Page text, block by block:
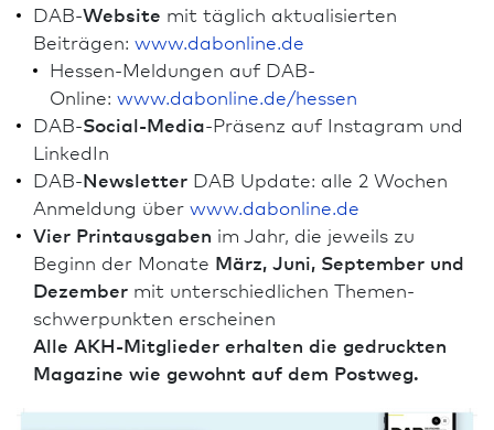
DAB-Website mit täglich aktualisierten
Beiträgen: www.dabonline.de
Hessen-Meldungen auf DAB-
Online: www.dabonline.de/hessen
DAB-Social-Media-Präsenz auf Instagram und
LinkedIn
DAB-Newsletter DAB Update: alle 2 Wochen
Anmeldung über www.dabonline.de
Vier Printausgaben im Jahr, die jeweils zu
Beginn der Monate März, Juni, September und
Dezember mit unter­schiedlichen Themen­
schwerpunkten erscheinen
Alle AKH-Mitglieder erhalten die gedruckten
Magazine wie gewohnt auf dem Postweg.